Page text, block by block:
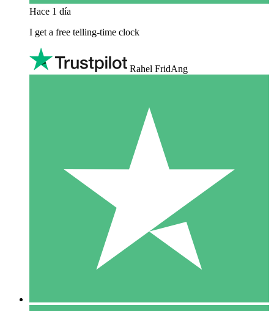
Hace 1 día
I get a free telling-time clock
Rahel FridAng